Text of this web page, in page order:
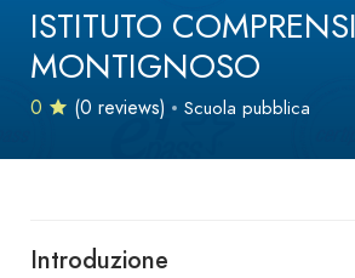
ISTITUTO
MONTIGNOSO
0 (0 reviews) Scuola pubblica
Introduzione